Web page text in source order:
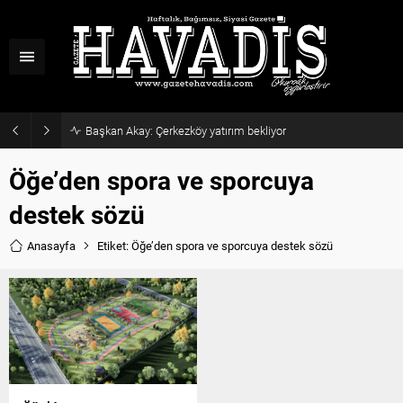
Başkan Akay: Çerkezköy yatırım bekliyor
Öğe’den spora ve sporcuya
destek sözü
Anasayfa Etiket: Öğe’den spora ve sporcuya destek sözü